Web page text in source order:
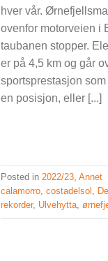
hver vår.
ovenfor motorveien i
taubanen stopper.
er på 4,5 km og går
sportsprestasjon
en posisjon, eller [...]
Posted in 2022/23 ,Annet
calamorro ,costadelsol
rekorder, Ulvehytta